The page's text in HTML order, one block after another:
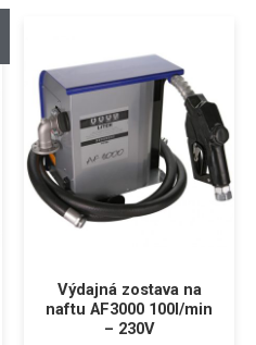
Výdajná zostava na
naftu AF3000 100l/min
– 230V